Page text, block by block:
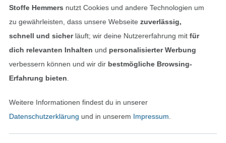
In den deutschen Shop wechseln (aktuell
Stoffe Hemmers nutzt Cookies und andere Technologien um
zu gewährleisten, dass unsere Webseite zuverlässig,
schnell und sicherläuft; wir deine Nutzererfahrung mitfür
dich relevanten Inhalten und personalisierter Werbung
verbessern können und wir dir bestmögliche Browsing-
Erfahrung bieten
Weitere Informationen findest du in unserer
Datenschutzerklärung und in unserem Impressum